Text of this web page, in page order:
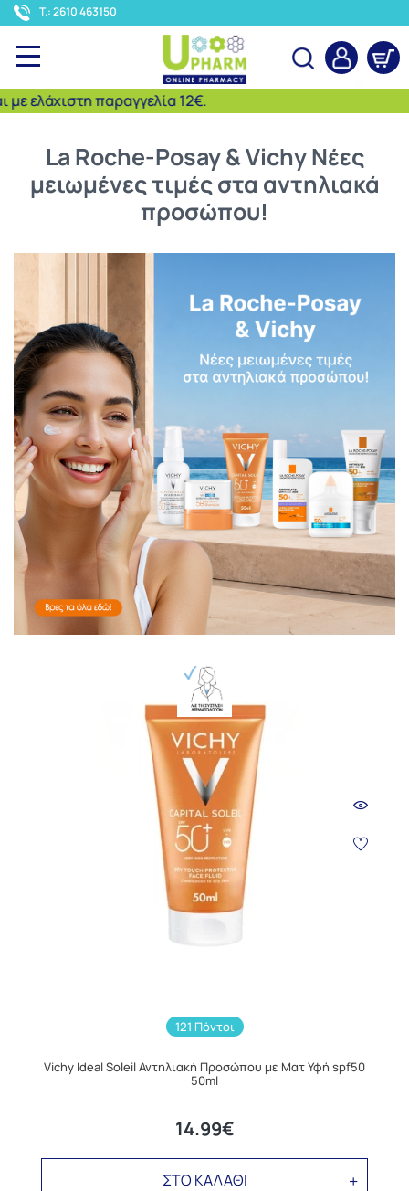
T.: 2610 463150
παραγγελία 12€.
Αναζήτηση
La Roche-Posay & Vichy Νέες
μειωμένες τιμές στα αντηλιακά
προσώπου!
121 Πόντοι
Vichy Ideal Soleil Αντηλιακή Προσώπου με Ματ Υφή spf50
50ml
14.99€
ΣΤΟ ΚΑΛΑΘΙ